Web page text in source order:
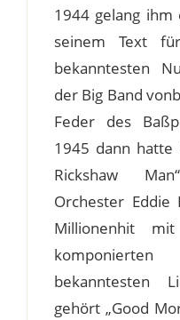
1944 gelang
seinem Text
bekanntesten
der Big Band
Feder des
1945 dann hatte
Rickshaw
Orchester Eddie
Millionenhit
bekanntesten
gehört „Good